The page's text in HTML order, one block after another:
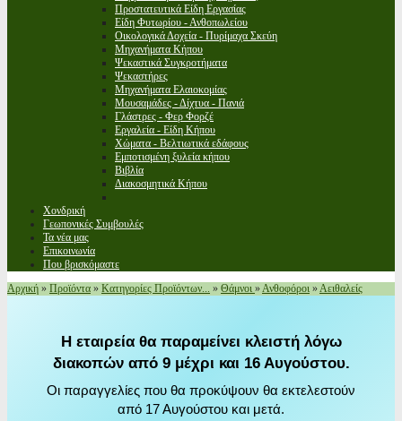
Προστατευτικά Είδη Εργασίας
Είδη Φυτωρίου - Ανθοπωλείου
Οικολογικά Δοχεία - Πυρίμαχα Σκεύη
Μηχανήματα Κήπου
Ψεκαστικά Συγκροτήματα
Ψεκαστήρες
Μηχανήματα Ελαιοκομίας
Μουσαμάδες - Δίχτυα - Πανιά
Γλάστρες - Φερ Φορζέ
Εργαλεία - Είδη Κήπου
Χώματα - Βελτιωτικά εδάφους
Εμποτισμένη ξυλεία κήπου
Βιβλία
Διακοσμητικά Κήπου
Χονδρική
Γεωπονικές Συμβουλές
Τα νέα μας
Επικοινωνία
Που βρισκόμαστε
Αρχική » Προϊόντα » Κατηγορίες Προϊόντων... » Θάμνοι »Ανθοφόροι »Αειθαλείς
Η εταιρεία θα παραμείνει κλειστή λόγω
διακοπών από 9 μέχρι και 16 Αυγούστου.
Οι παραγγελίες που θα προκύψουν θα εκτελεστούν
από 17 Αυγούστου και μετά.